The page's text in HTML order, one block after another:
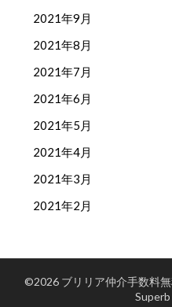
2021年9月
2021年8月
2021年7月
2021年6月
2021年5月
2021年4月
2021年3月
2021年2月
©2026 ブリリア仲介手数料